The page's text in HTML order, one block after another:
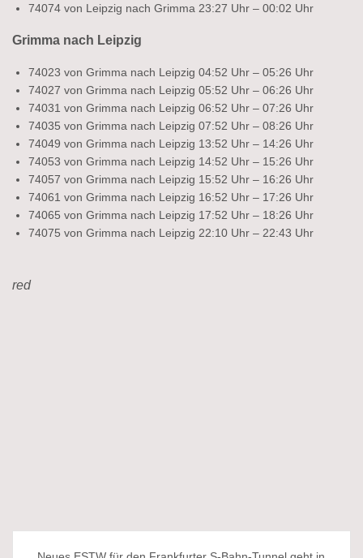
74074 von Leipzig nach Grimma 23:27 Uhr – 00:02 Uhr
Grimma nach Leipzig
74023 von Grimma nach Leipzig 04:52 Uhr – 05:26 Uhr
74027 von Grimma nach Leipzig 05:52 Uhr – 06:26 Uhr
74031 von Grimma nach Leipzig 06:52 Uhr – 07:26 Uhr
74035 von Grimma nach Leipzig 07:52 Uhr – 08:26 Uhr
74049 von Grimma nach Leipzig 13:52 Uhr – 14:26 Uhr
74053 von Grimma nach Leipzig 14:52 Uhr – 15:26 Uhr
74057 von Grimma nach Leipzig 15:52 Uhr – 16:26 Uhr
74061 von Grimma nach Leipzig 16:52 Uhr – 17:26 Uhr
74065 von Grimma nach Leipzig 17:52 Uhr – 18:26 Uhr
74075 von Grimma nach Leipzig 22:10 Uhr – 22:43 Uhr
red